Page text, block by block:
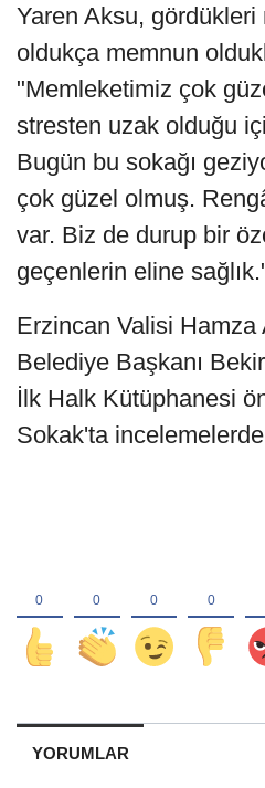
Yaren Aksu, gördükleri
oldukça memnun
"Memleketimiz çok
stresten uzak olduğu
Bugün bu sokağı
çok güzel olmuş.
var. Biz de durup bir
geçenlerin eline
Erzincan Valisi
Belediye Başkanı
İlk Halk Kütüphanesi
Sokak'ta
YORUMLAR